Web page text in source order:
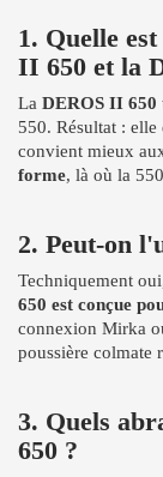
1. Quelle
II 650 et la
La DEROS II 650
550. Résultat : elle
convient mieux
forme, là où la
2. Peut-on
Techniquement
650 est conçue
connexion Mirka
poussière colmate
3. Quels
650 ?